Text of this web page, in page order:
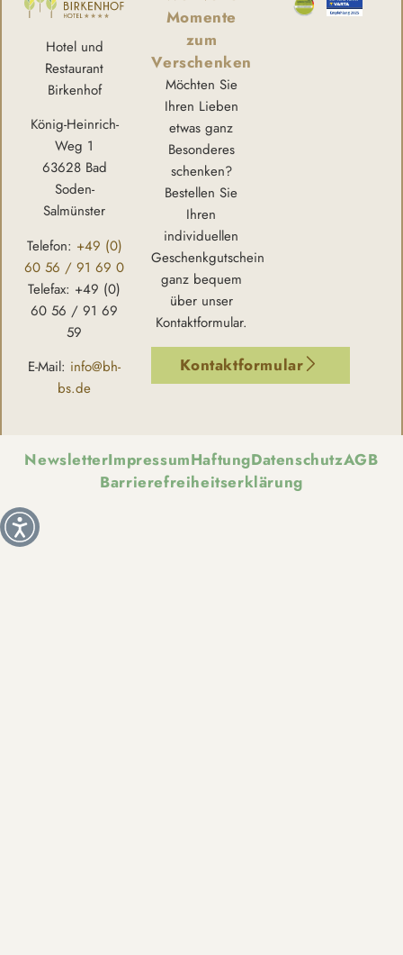
Hotel und
Restaurant
Birkenhof
König-Heinrich-
Weg 1
63628 Bad
Soden-
Salmünster
Telefon: +49 (0)
60 56 / 91 69 0
Telefax: +49 (0)
60 56 / 91 69
59
E-Mail: info@bh-
bs.de
Momente
zum
Verschenken
Möchten Sie
Ihren Lieben
etwas ganz
Besonderes
schenken?
Bestellen Sie
Ihren
individuellen
Geschenkgutschein
ganz bequem
über unser
Kontaktformular.
Kontaktformular
NewsletterImpressumHaftungDatenschutzAGB
Barrierefreiheitserklärung
Weitere Informationen über den gesperrten Inhalt.